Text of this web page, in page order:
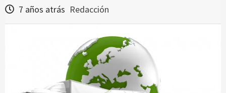
7 años atrás Redacción